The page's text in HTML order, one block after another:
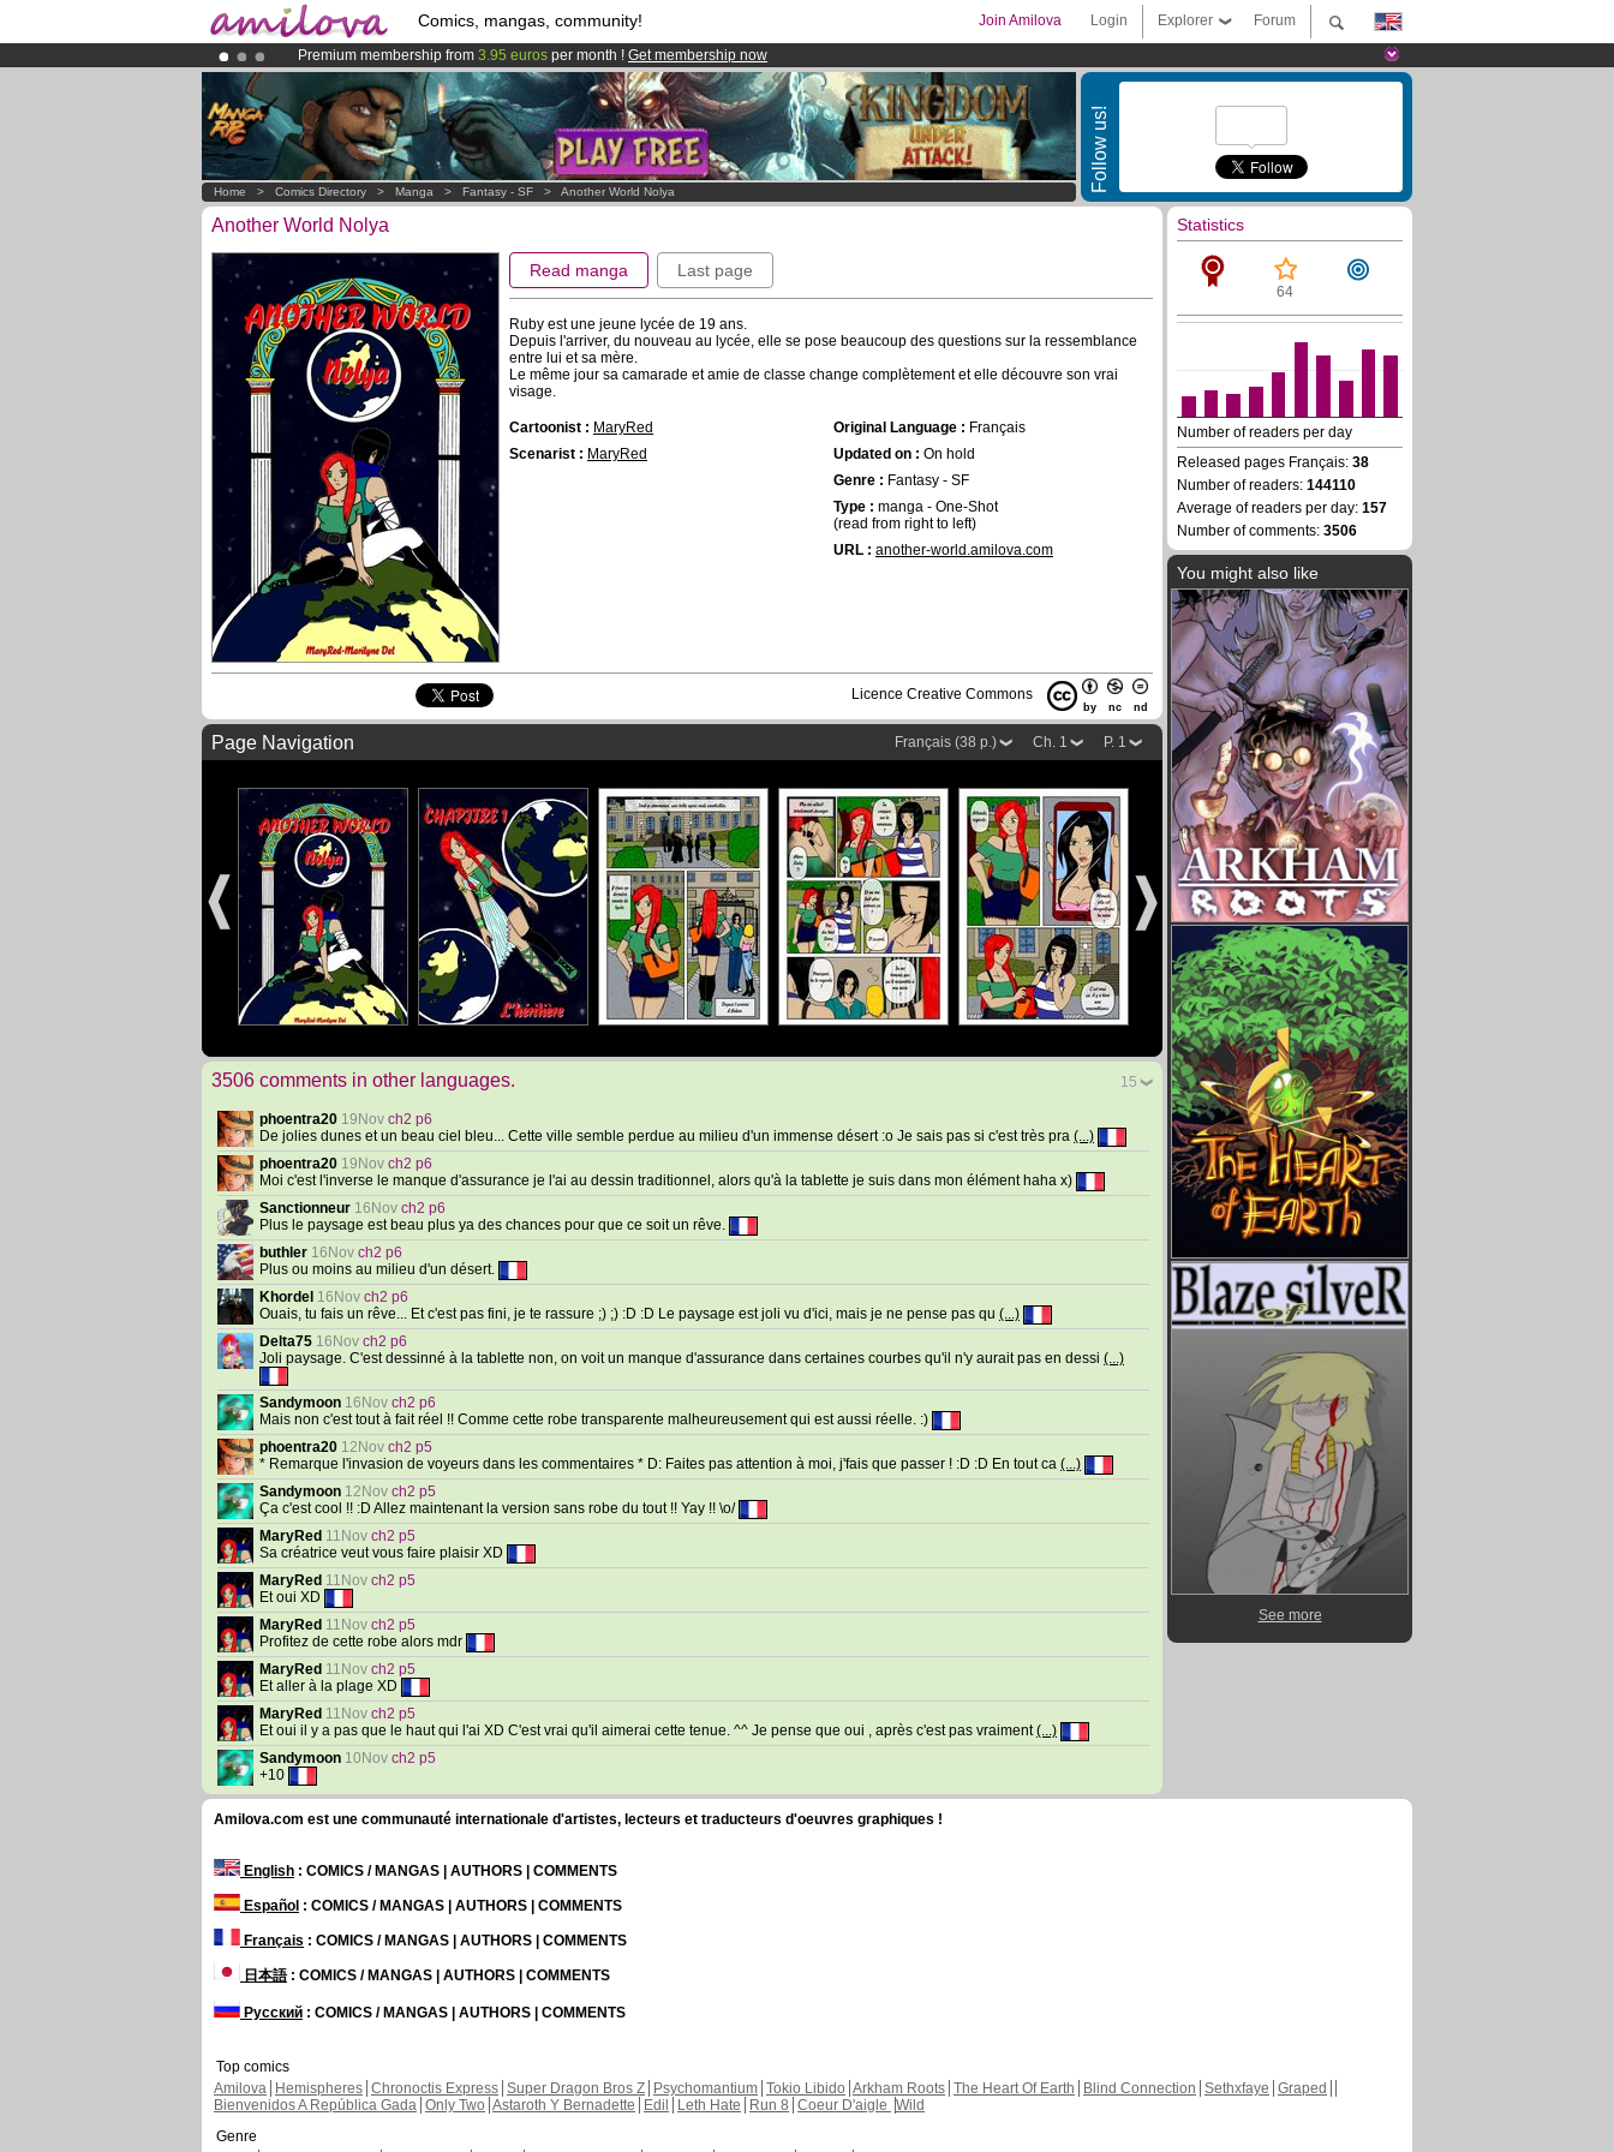
Comics, mangas, community! Forum
Explorer
Login
Join Amilova
Premium membership from 3.95 euros per month ! Get membership now
AmilovaKickstarter is now LIVE!.
Already 134393membersand 1208 comics & mangas!.
Follow us!
Home > Comics Directory > Manga > Fantasy - SF > Another World Nolya
Another World Nolya
Read manga Last page
Ruby est une jeune lycée de 19 ans.
Depuis l'arriver, du nouveau au lycée, elle se pose beaucoup des questions sur la ressemblance
entre lui et sa mère.
Le même jour sa camarade et amie de classe change complètement et elle découvre son vrai
visage.
Cartoonist : MaryRed
Scenarist : MaryRed
Original Language : Français
Updated on : On hold
Genre : Fantasy - SF
Type : manga - One-Shot
(read from right to left)
URL : another-world.amilova.com
Licence Creative Commons
by nc nd
P. 1
Ch. 1
Français (38 p.)
Page Navigation
15
3506 comments in other languages.
phoentra20 19Nov ch2 p6
De jolies dunes et un beau ciel bleu... Cette ville semble perdue au milieu d'un immense désert :o Je sais pas si c'est très pra (...)
phoentra20 19Nov ch2 p6
Moi c'est l'inverse le manque d'assurance je l'ai au dessin traditionnel, alors qu'à la tablette je suis dans mon élément haha x)
Sanctionneur 16Nov ch2 p6
Plus le paysage est beau plus ya des chances pour que ce soit un rêve.
buthler 16Nov ch2 p6
Plus ou moins au milieu d'un désert.
Khordel 16Nov ch2 p6
Ouais, tu fais un rêve... Et c'est pas fini, je te rassure ;) ;) :D :D Le paysage est joli vu d'ici, mais je ne pense pas qu (...)
Delta75 16Nov ch2 p6
Joli paysage. C'est dessinné à la tablette non, on voit un manque d'assurance dans certaines courbes qu'il n'y aurait pas en dessi (...)
Sandymoon 16Nov ch2 p6
Mais non c'est tout à fait réel !! Comme cette robe transparente malheureusement qui est aussi réelle. :)
phoentra20 12Nov ch2 p5
* Remarque l'invasion de voyeurs dans les commentaires * D: Faites pas attention à moi, j'fais que passer ! :D :D En tout ca (...)
Sandymoon 12Nov ch2 p5
Ça c'est cool !! :D Allez maintenant la version sans robe du tout !! Yay !! \o/
MaryRed 11Nov ch2 p5
Sa créatrice veut vous faire plaisir XD
MaryRed 11Nov ch2 p5
Et oui XD
MaryRed 11Nov ch2 p5
Profitez de cette robe alors mdr
MaryRed 11Nov ch2 p5
Et aller à la plage XD
MaryRed 11Nov ch2 p5
Et oui il y a pas que le haut qui l'ai XD C'est vrai qu'il aimerai cette tenue. ^^ Je pense que oui , après c'est pas vraiment(...)
Sandymoon 10Nov ch2 p5
+10
Statistics
64
Number of readers per day
Released pages Français: 38
Number of readers: 144110
Average of readers per day: 157
Number of comments: 3506
You might also like
See more
Amilova.com est une communauté internationale d'artistes, lecteurs et traducteurs d'oeuvres graphiques !
English : COMICS / MANGAS | AUTHORS | COMMENTS
Español : COMICS / MANGAS | AUTHORS | COMMENTS
Français : COMICS / MANGAS | AUTHORS | COMMENTS
日本語: COMICS / MANGAS | AUTHORS | COMMENTS
Русский : COMICS / MANGAS | AUTHORS | COMMENTS
Top comics
Amilova
Hemispheres Chronoctis Express Super Dragon Bros Z Psychomantium Tokio Libido Arkham Roots The Heart Of Earth Blind Connection Sethxfaye Graped
Bienvenidos A República Gada Only Two Astaroth Y Bernadette Edil Leth Hate Run 8 Coeur D'aigle Wild
Genre